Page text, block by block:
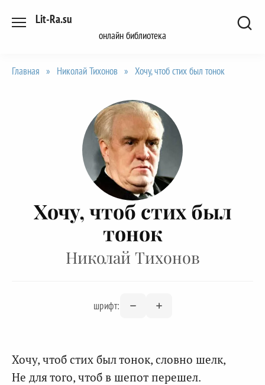
Lit-Ra.su
онлайн библиотека
Главная » Николай Тихонов » Хочу, чтоб стих был тонок
Хочу, чтоб стих был
тонок
Николай Тихонов
шрифт:
Хочу, чтоб стих был тонок, словно шелк,
Не для того, чтоб в шепот перешел.